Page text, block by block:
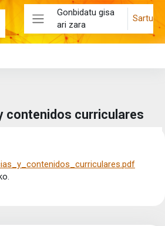
Alboko panela
Gonbidatu gisa
ari zara
Sartu
contenidos curriculares